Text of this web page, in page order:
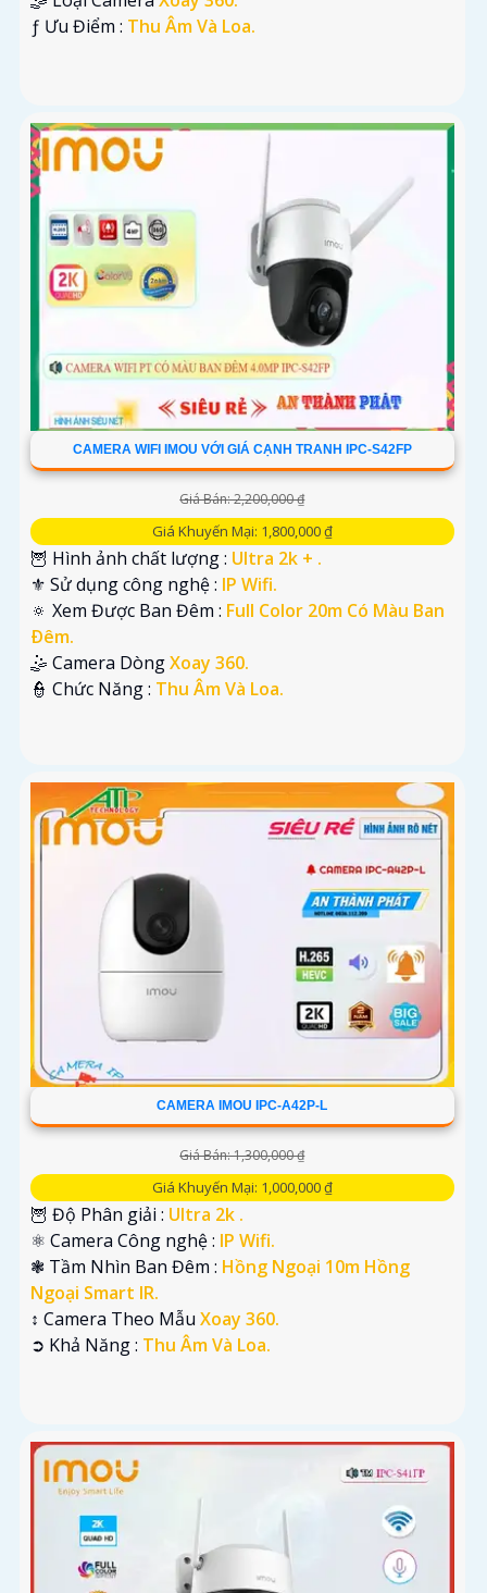
️ƒ Ưu Điểm : Thu Âm Và Loa.
CAMERA WIFI IMOU VỚI GIÁ CẠNH TRANH IPC-S42FP
Giá Bán: 2,200,000 ₫
Giá Khuyến Mại: 1,800,000 ₫
🦉 Hình ảnh chất lượng : Ultra 2k + .
⚜️ Sử dụng công nghệ : IP Wifi.
🔅 Xem Được Ban Đêm : Full Color 20m Có Màu Ban
Ðêm.
🤹 Camera DòngXoay 360.
️👮 Chức Năng : Thu Âm Và Loa.
CAMERA IMOU IPC-A42P-L
Giá Bán: 1,300,000 ₫
Giá Khuyến Mại: 1,000,000 ₫
🦉 Độ Phân giải : Ultra 2k .
⚛️ Camera Công nghệ : IP Wifi.
❃ Tầm Nhìn Ban Đêm : Hồng Ngoại 10m Hồng
Ngoại Smart IR.
↕️ Camera Theo Mẫu Xoay 360.
️➲ Khả Năng : Thu Âm Và Loa.